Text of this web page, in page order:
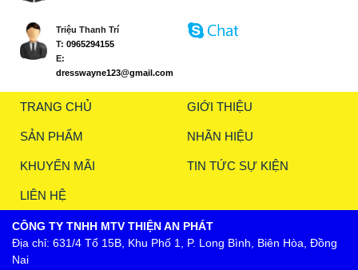
Triệu Thanh Trí
T: 0965294155
E:
dresswayne123@gmail.com
TRANG CHỦ GIỚI THIỆU
SẢN PHẨM NHÃN HIỆU
KHUYẾN MÃI TIN TỨC SỰ KIỆN
LIÊN HỆ
CÔNG TY TNHH MTV THIỆN AN PHÁT
Địa chỉ: 631/4 Tổ 15B, Khu Phố 1, P. Long Bình, Biên Hòa, Đồng
Nai